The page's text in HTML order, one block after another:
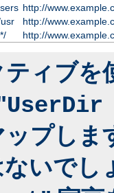
http://
http://
http://
ィブを
プしま
ないでし